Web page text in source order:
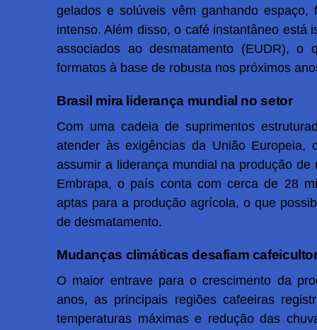
gelados e solúveis vêm ganhando
intenso. Além disso, o café instantâneo está
associados ao desmatamento (EUDR),
formatos à base de robusta nos próximos
Brasil mira liderança mundial no setor
Com uma cadeia de suprimentos
atender às exigências da União
assumir a liderança mundial na produção
Embrapa, o país conta com cerca de 28
aptas para a produção agrícola, o que
de desmatamento.
Mudanças climáticas desafiam
O maior entrave para o crescimento da
anos, as principais regiões cafeeiras
temperaturas máximas e redução das